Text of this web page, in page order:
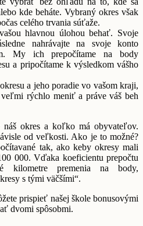
kde beháte. Vybraný okres však
celého trvania súťaže.
hlavnou úlohou behať. Svoje
nahrávajte na svoje konto
My ich prepočítame na body
a pripočítame k výsledkom vášho
a jeho poradie vo vašom kraji,
veľmi rýchlo meniť a práve váš beh
okres a koľko má obyvateľov.
od veľkosti. Ako je to možné?
tak, ako keby okresy mali
000. Vďaka koeficientu prepočtu
kilometre premenia na body,
s tými väčšími“.
prispieť našej škole bonusovými
dvomi spôsobmi.